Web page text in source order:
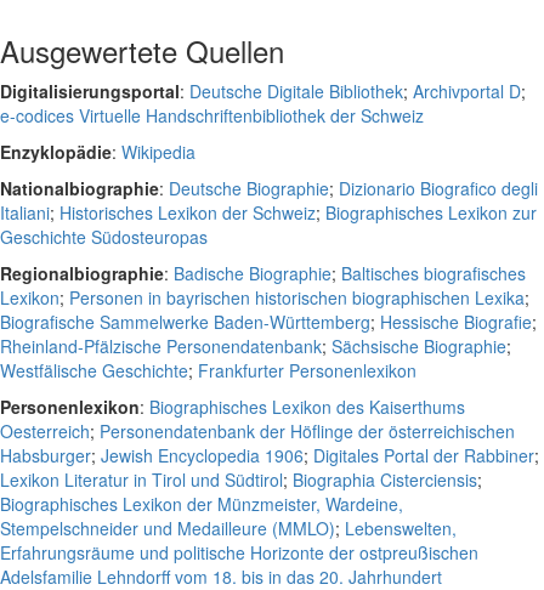
Ausgewertete Quellen
Digitalisierungsportal: Deutsche Digitale Bibliothek; Archivportal D;
e-codices Virtuelle Handschriftenbibliothek der Schweiz
Enzyklopädie: Wikipedia
Nationalbiographie: Deutsche Biographie; Dizionario Biografico degli
Italiani; Historisches Lexikon der Schweiz; Biographisches Lexikon zur
Geschichte Südosteuropas
Regionalbiographie: Badische Biographie; Baltisches biografisches
Lexikon; Personen in bayrischen historischen biographischen Lexika;
Biografische Sammelwerke Baden-Württemberg; Hessische Biografie;
Rheinland-Pfälzische Personendatenbank; Sächsische Biographie;
Westfälische Geschichte; Frankfurter Personenlexikon
Personenlexikon: Biographisches Lexikon des Kaiserthums
Oesterreich; Personendatenbank der Höflinge der österreichischen
Habsburger; Jewish Encyclopedia 1906; Digitales Portal der Rabbiner;
Lexikon Literatur in Tirol und Südtirol; Biographia Cisterciensis;
Biographisches Lexikon der Münzmeister, Wardeine,
Stempelschneider und Medailleure (MMLO); Lebenswelten,
Erfahrungsräume und politische Horizonte der ostpreußischen
Adelsfamilie Lehndorff vom 18. bis in das 20. Jahrhundert